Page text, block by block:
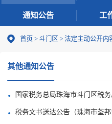
通知公告 工
首页 > 斗门区 > 法定主动公开内
其他通知公告
国家税务总局珠海市斗门区税务局宣告非正常户证
税务文书送达公告（珠海市荃